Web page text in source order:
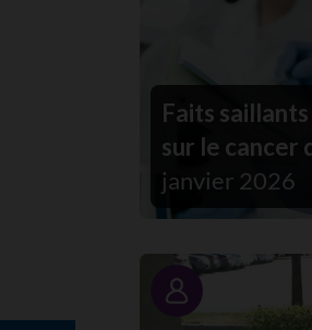
Faits
sur le cancer
janvier 2026
Portrait